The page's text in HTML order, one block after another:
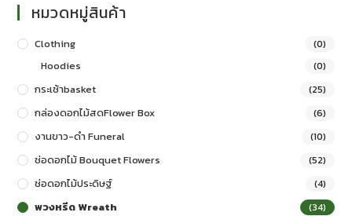
หมวดหมู่สินค้า
Clothing (0)
Hoodies (0)
กระเช้าbasket (25)
กล่องดอกไม้สดFlower Box (6)
งานขาว-ดำ Funeral (10)
ช่อดอกไม้ Bouquet Flowers (52)
ช่อดอกไม้ประดิษฐ์ (4)
พวงหรีด Wreath (34)